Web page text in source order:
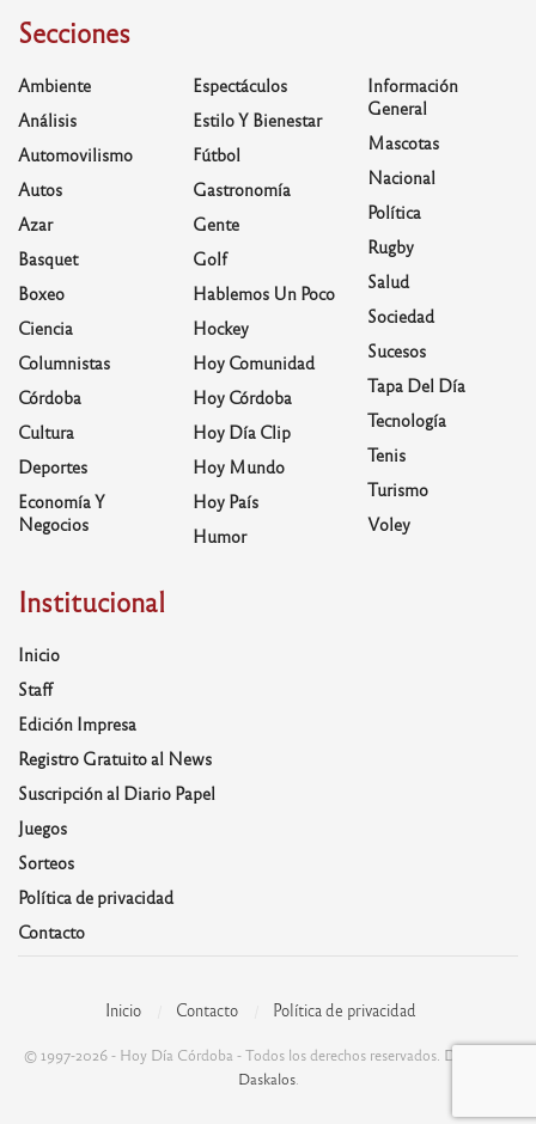
Secciones
Ambiente
Análisis
Automovilismo
Autos
Azar
Basquet
Boxeo
Ciencia
Columnistas
Córdoba
Cultura
Deportes
Economía Y
Negocios
Espectáculos
Estilo Y Bienestar
Fútbol
Gastronomía
Gente
Golf
Hablemos Un Poco
Hockey
Hoy Comunidad
Hoy Córdoba
Hoy Día Clip
Hoy Mundo
Hoy País
Humor
Información
General
Mascotas
Nacional
Política
Rugby
Salud
Sociedad
Sucesos
Tapa Del Día
Tecnología
Tenis
Turismo
Voley
Institucional
Inicio
Staff
Edición Impresa
Registro Gratuito al News
Suscripción al Diario Papel
Juegos
Sorteos
Política de privacidad
Contacto
Inicio Contacto Política de privacidad
© 1997-2026 - Hoy Día Córdoba - Todos los derechos reservados. Desarrolla:
Daskalos.